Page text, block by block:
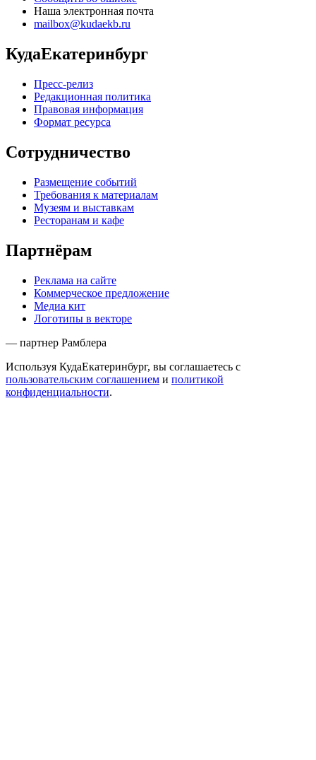
Наша электронная почта
mailbox@kudaekb.ru
КудаЕкатеринбург
Пресс-релиз
Редакционная политика
Правовая информация
Формат ресурса
Сотрудничество
Размещение событий
Требования к материалам
Музеям и выставкам
Ресторанам и кафе
Партнёрам
Реклама на сайте
Коммерческое предложение
Медиа кит
Логотипы в векторе
— партнер Рамблера
Используя КудаЕкатеринбург, вы соглашаетесь с
пользовательским соглашением и политикой
конфиденциальности.